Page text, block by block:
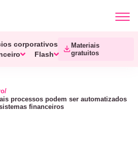
corporativos
Flash
Materiais
gratuitos
processos podem ser automatizados
financeiros